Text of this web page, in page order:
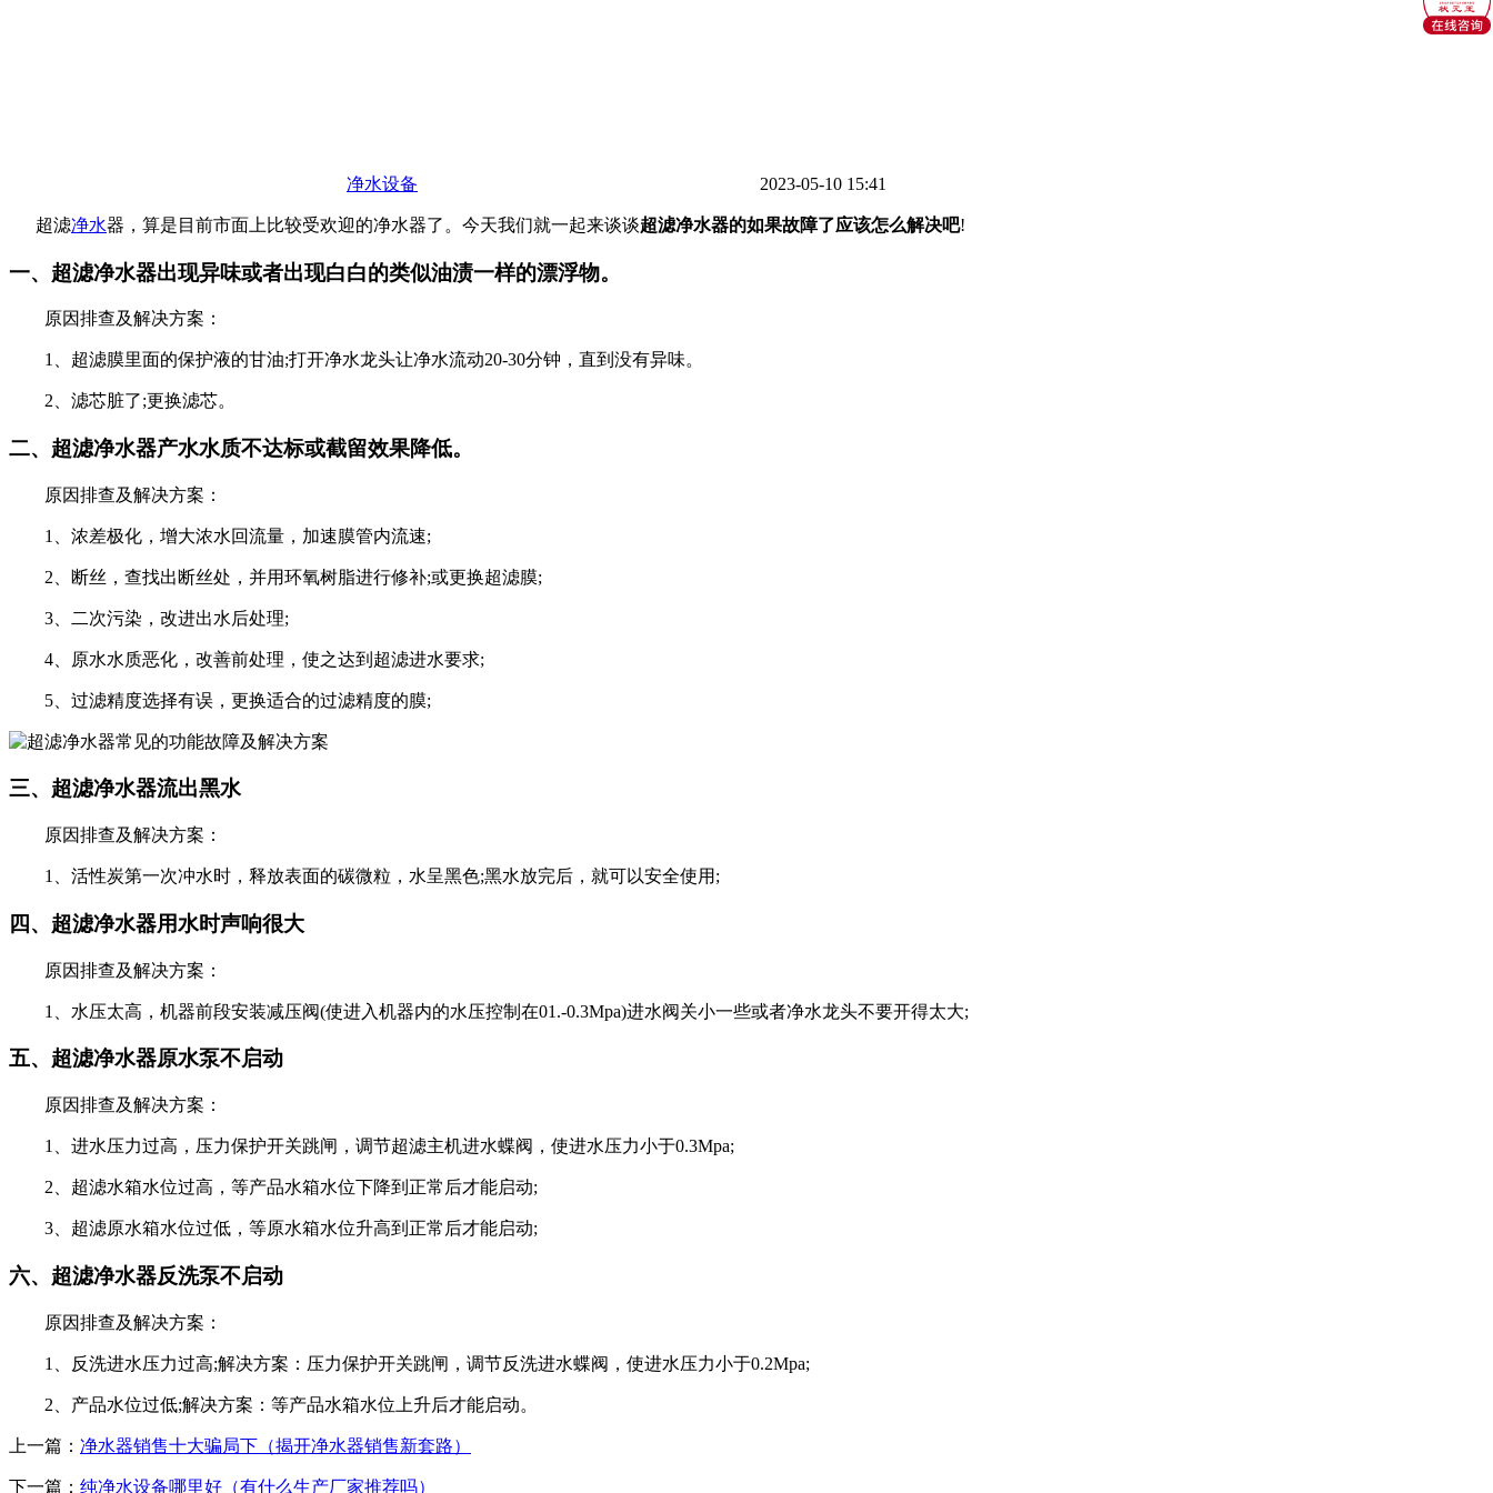
净水设备 2023-05-10 15:41
超滤净水器，算是目前市面上比较受欢迎的净水器了。今天我们就一起来谈谈超滤净水器的如果故障了应该怎么解决吧!
一、超滤净水器出现异味或者出现白白的类似油渍一样的漂浮物。
原因排查及解决方案：
1、超滤膜里面的保护液的甘油;打开净水龙头让净水流动20-30分钟，直到没有异味。
2、滤芯脏了;更换滤芯。
二、超滤净水器产水水质不达标或截留效果降低。
原因排查及解决方案：
1、浓差极化，增大浓水回流量，加速膜管内流速;
2、断丝，查找出断丝处，并用环氧树脂进行修补;或更换超滤膜;
3、二次污染，改进出水后处理;
4、原水水质恶化，改善前处理，使之达到超滤进水要求;
5、过滤精度选择有误，更换适合的过滤精度的膜;
三、超滤净水器流出黑水
原因排查及解决方案：
1、活性炭第一次冲水时，释放表面的碳微粒，水呈黑色;黑水放完后，就可以安全使用;
四、超滤净水器用水时声响很大
原因排查及解决方案：
1、水压太高，机器前段安装减压阀(使进入机器内的水压控制在01.-0.3Mpa)进水阀关小一些或者净水龙头不要开得太大;
五、超滤净水器原水泵不启动
原因排查及解决方案：
1、进水压力过高，压力保护开关跳闸，调节超滤主机进水蝶阀，使进水压力小于0.3Mpa;
2、超滤水箱水位过高，等产品水箱水位下降到正常后才能启动;
3、超滤原水箱水位过低，等原水箱水位升高到正常后才能启动;
六、超滤净水器反洗泵不启动
原因排查及解决方案：
1、反洗进水压力过高;解决方案：压力保护开关跳闸，调节反洗进水蝶阀，使进水压力小于0.2Mpa;
2、产品水位过低;解决方案：等产品水箱水位上升后才能启动。
上一篇： 净水器销售十大骗局下（揭开净水器销售新套路）
下一篇： 纯净水设备哪里好（有什么生产厂家推荐吗）